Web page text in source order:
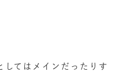
してはメインだったりす